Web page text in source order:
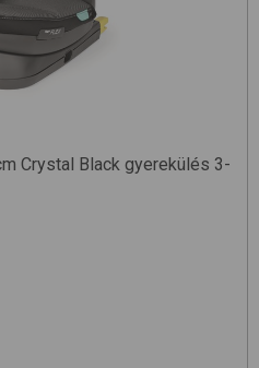
Crystal Black gyerekülés 3-